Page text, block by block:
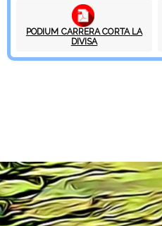
PODIUM CARRERA CORTA LA
DIVISA